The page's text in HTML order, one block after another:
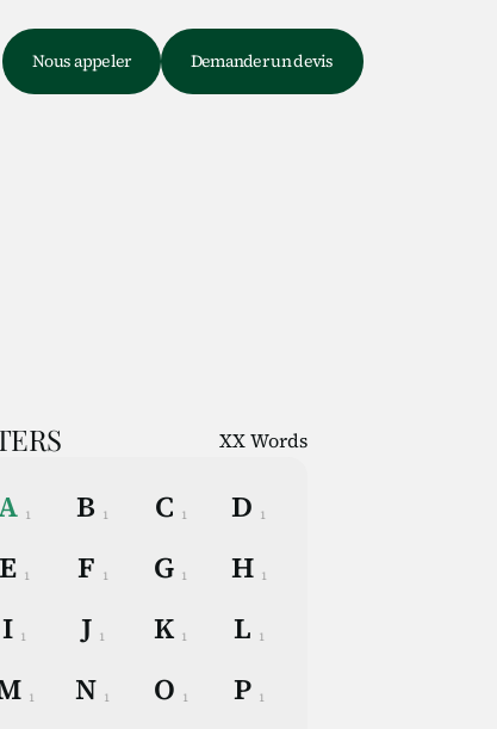
Nous appeler Demander un devis
XXWords
1 B 1 C 1 D 1
E 1 F 1 G 1 H 1
I 1 J 1 K 1 L 1
1 N 1 O 1 P 1